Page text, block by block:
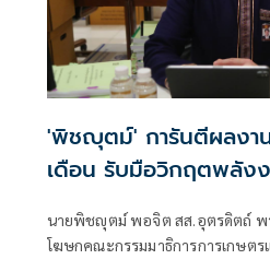
'พิชญุตม์' การันตีผลงา
เดือน รับมือวิกฤตพลังง
ช่วยลดต้นทุน-ขยายตล
นายพิชญุตม์ พอจิต สส.อุตรดิตถ์ พ
โฆษกคณะกรรมมาธิการการเกษต